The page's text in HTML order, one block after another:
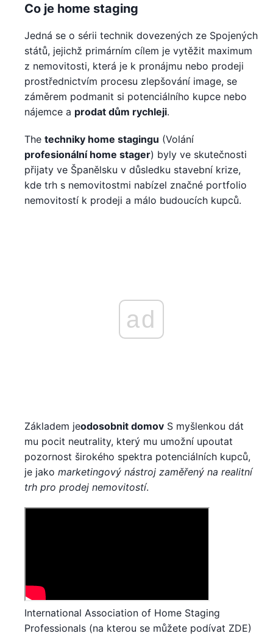
Co je home staging
Jedná se o sérii technik dovezených ze Spojených
států, jejichž primárním cílem je vytěžit maximum
z nemovitosti, která je k pronájmu nebo prodeji
prostřednictvím procesu zlepšování image, se
záměrem podmanit si potenciálního kupce nebo
nájemce a prodat dům rychleji.
The techniky home stagingu (Volání
profesionální home stager) byly ve skutečnosti
přijaty ve Španělsku v důsledku stavební krize,
kde trh s nemovitostmi nabízel značné portfolio
nemovitostí k prodeji a málo budoucích kupců.
ad
Základem jeodosobnit domov S myšlenkou dát
mu pocit neutrality, který mu umožní upoutat
pozornost širokého spektra potenciálních kupců,
je jako marketingový nástroj zaměřený na realitní
trh pro prodej nemovitostí.
International Association of Home Staging
Professionals (na kterou se můžete podívat ZDE)